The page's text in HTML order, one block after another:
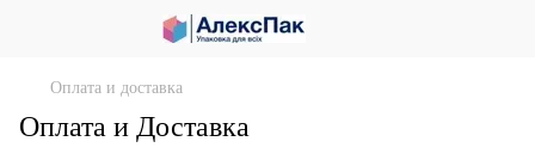
Оплата и доставка
Оплата и Доставка